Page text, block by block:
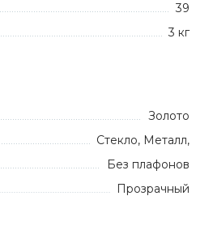
39
3 кг
Золото
Стекло, Металл,
Без плафонов
Прозрачный